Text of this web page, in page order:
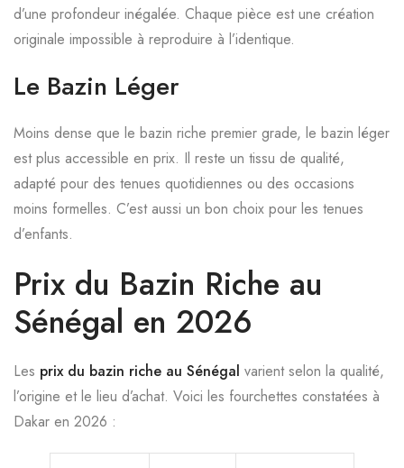
d’une profondeur inégalée. Chaque pièce est une création
originale impossible à reproduire à l’identique.
Le Bazin Léger
Moins dense que le bazin riche premier grade, le bazin léger
est plus accessible en prix. Il reste un tissu de qualité,
adapté pour des tenues quotidiennes ou des occasions
moins formelles. C’est aussi un bon choix pour les tenues
d’enfants.
Prix du Bazin Riche au
Sénégal en 2026
Les prix du bazin riche au Sénégal varient selon la qualité,
l’origine et le lieu d’achat. Voici les fourchettes constatées à
Dakar en 2026 :